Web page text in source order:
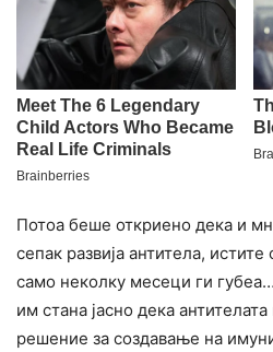
Потоа беше откриено дека и
сепак развија антитела,
само неколку месеци ги
им стана јасно дека
решение за создавање на